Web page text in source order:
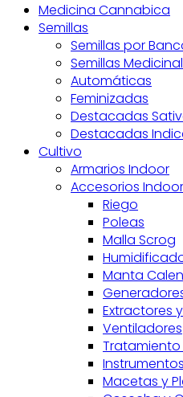
Medicina Cannabica
Semillas
Semillas por
Semillas
Automáticas
Feminizadas
Destacadas
Destacadas
Cultivo
Armarios Indoor
Accesorios Indoor
Riego
Poleas
Malla Scrog
Manta
Extractores
Ventiladores
Macetas y